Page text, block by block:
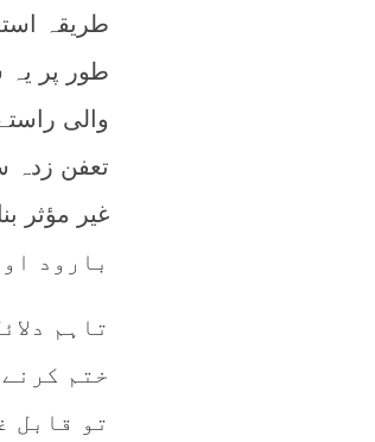
طریقہ
طور پر یہ
والی
تعفن زدہ
بارود
تاہم
ختم
تو قابل